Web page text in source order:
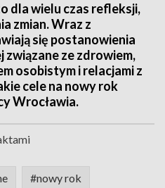
dla wielu czas refleksji,
zmian. Wraz z
się postanowienia
związane ze zdrowiem,
osobistym i relacjami z
cele na nowy rok
Wrocławia.
#nowy rok